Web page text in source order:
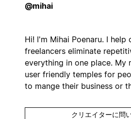
@mihai
Hi! I'm Mihai Poenaru. I
freelancers eliminate
everything in one place. My
user friendly temples for
to mange their business or
クリエイターに問